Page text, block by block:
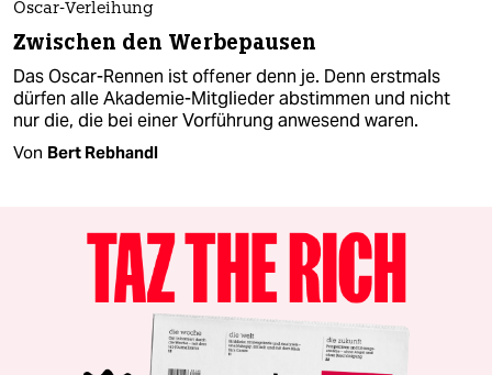
Oscar-Verleihung
Zwischen den Werbepausen
Das Oscar-Rennen ist offener denn je. Denn erstmals
dürfen alle Akademie-Mitglieder abstimmen und nicht
nur die, die bei einer Vorführung anwesend waren.
Von Bert Rebhandl